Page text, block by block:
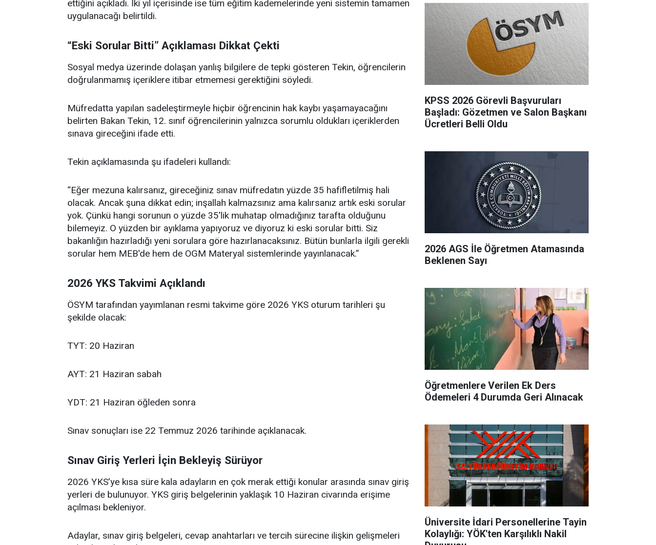
ettiğini açıkladı. İki yıl içerisinde ise tüm eğitim kademelerinde yeni sistemin tamamen
uygulanacağı belirtildi.
“Eski Sorular Bitti” Açıklaması Dikkat Çekti
Sosyal medya üzerinde dolaşan yanlış bilgilere de tepki gösteren Tekin, öğrencilerin
doğrulanmamış içeriklere itibar etmemesi gerektiğini söyledi.
Müfredatta yapılan sadeleştirmeyle hiçbir öğrencinin hak kaybı yaşamayacağını
belirten Bakan Tekin, 12. sınıf öğrencilerinin yalnızca sorumlu oldukları içeriklerden
sınava gireceğini ifade etti.
Tekin açıklamasında şu ifadeleri kullandı:
“Eğer mezuna kalırsanız, gireceğiniz sınav müfredatın yüzde 35 hafifletilmiş hali
olacak. Ancak şuna dikkat edin; inşallah kalmazsınız ama kalırsanız artık eski sorular
yok. Çünkü hangi sorunun o yüzde 35'lik muhatap olmadığınız tarafta olduğunu
bilemeyiz. O yüzden bir ayıklama yapıyoruz ve diyoruz ki eski sorular bitti. Siz
bakanlığın hazırladığı yeni sorulara göre hazırlanacaksınız. Bütün bunlarla ilgili gerekli
sorular hem MEB'de hem de OGM Materyal sistemlerinde yayınlanacak.”
2026 YKS Takvimi Açıklandı
ÖSYM tarafından yayımlanan resmi takvime göre 2026 YKS oturum tarihleri şu
şekilde olacak:
TYT: 20 Haziran
AYT: 21 Haziran sabah
YDT: 21 Haziran öğleden sonra
Sınav sonuçları ise 22 Temmuz 2026 tarihinde açıklanacak.
Sınav Giriş Yerleri İçin Bekleyiş Sürüyor
2026 YKS’ye kısa süre kala adayların en çok merak ettiği konular arasında sınav giriş
yerleri de bulunuyor. YKS giriş belgelerinin yaklaşık 10 Haziran civarında erişime
açılması bekleniyor.
Adaylar, sınav giriş belgeleri, cevap anahtarları ve tercih sürecine ilişkin gelişmeleri
KPSS 2026 Görevli Başvuruları
Başladı: Gözetmen ve Salon Başkanı
Ücretleri Belli Oldu
2026 AGS İle Öğretmen Atamasında
Beklenen Sayı
Öğretmenlere Verilen Ek Ders
Ödemeleri 4 Durumda Geri Alınacak
Üniversite İdari Personellerine Tayin
Kolaylığı: YÖK'ten Karşılıklı Nakil